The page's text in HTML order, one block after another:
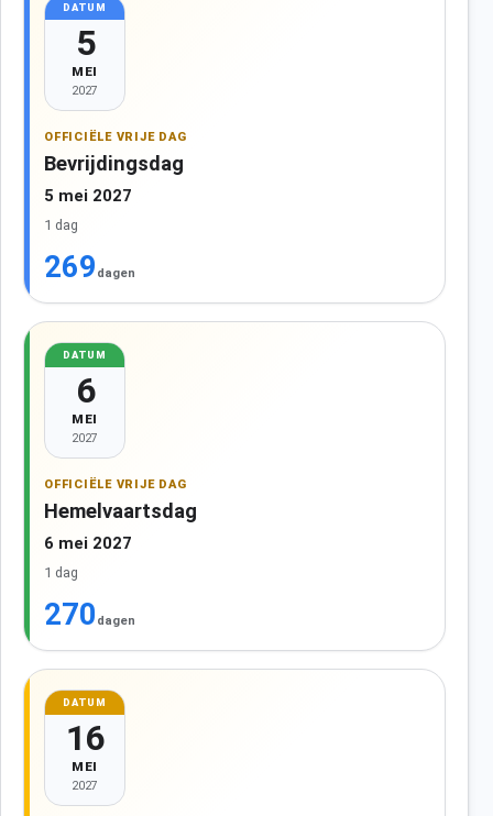
DATUM
5
MEI
2027
OFFICIËLE VRIJE DAG
Bevrijdingsdag
5 mei 2027
1 dag
269 dagen
DATUM
6
MEI
2027
OFFICIËLE VRIJE DAG
Hemelvaartsdag
6 mei 2027
1 dag
270 dagen
DATUM
16
MEI
2027